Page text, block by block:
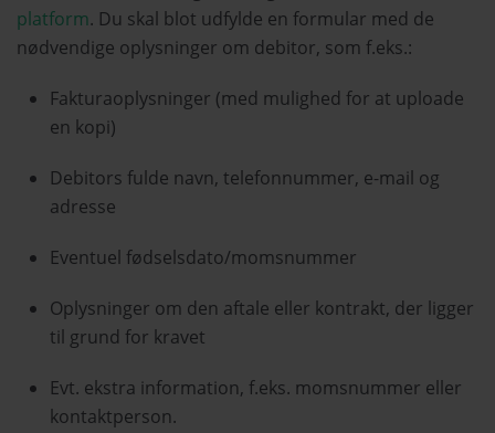
platform. Du skal blot udfylde en formular med de
nødvendige oplysninger om debitor, som f.eks.:
Fakturaoplysninger (med mulighed for at uploade
en kopi)
Debitors fulde navn, telefonnummer, e-mail og
adresse
Eventuel fødselsdato/momsnummer
Oplysninger om den aftale eller kontrakt, der ligger
til grund for kravet
Evt. ekstra information, f.eks. momsnummer eller
kontaktperson.